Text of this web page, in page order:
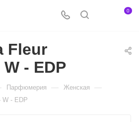
0
Fleur
- EDP
Парфюмерия — Женская —
W - EDP